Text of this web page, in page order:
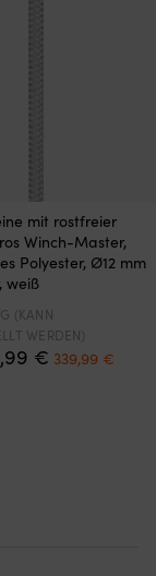
mit rostfreier
Winch-Master,
Polyester, Ø12 mm
weiß
€
Preis
339,99 €
(KANN
WERDEN)